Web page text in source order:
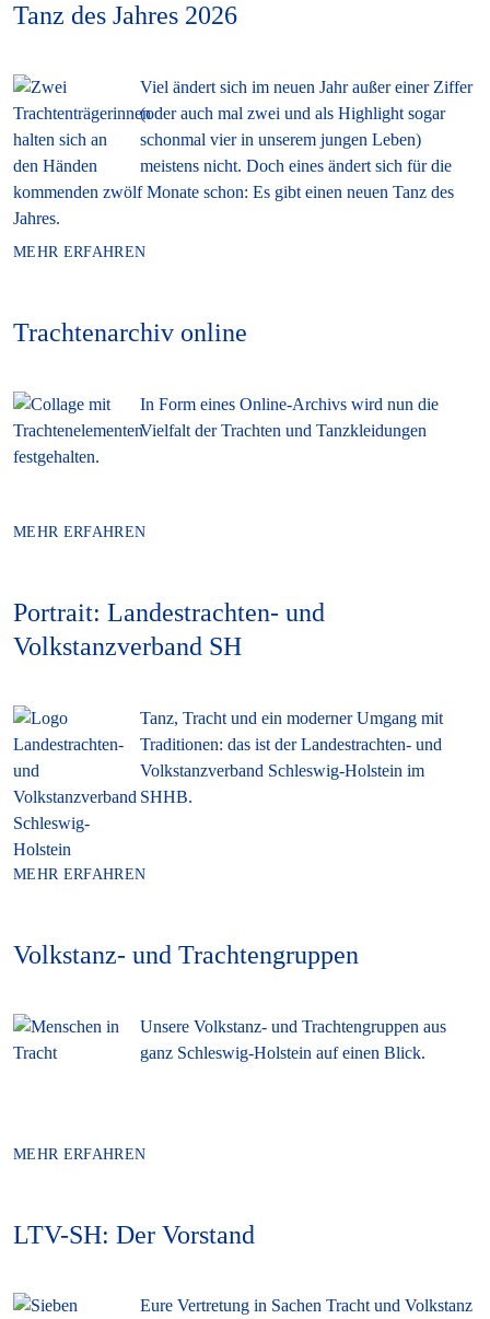
Tanz des Jahres 2026
Viel ändert sich im neuen Jahr außer einer Ziffer
(oder auch mal zwei und als Highlight sogar
schonmal vier in unserem jungen Leben)
meistens nicht. Doch eines ändert sich für die
kommenden zwölf Monate schon: Es gibt einen neuen Tanz des
Jahres.
MEHR ERFAHREN
Trachtenarchiv online
In Form eines Online-Archivs wird nun die
Vielfalt der Trachten und Tanzkleidungen
festgehalten.
MEHR ERFAHREN
Portrait: Landestrachten- und
Volkstanzverband SH
Tanz, Tracht und ein moderner Umgang mit
Traditionen: das ist der Landestrachten- und
Volkstanzverband Schleswig-Holstein im
SHHB.
MEHR ERFAHREN
Volkstanz- und Trachtengruppen
Unsere Volkstanz- und Trachtengruppen aus
ganz Schleswig-Holstein auf einen Blick.
MEHR ERFAHREN
LTV-SH: Der Vorstand
Eure Vertretung in Sachen Tracht und Volkstanz